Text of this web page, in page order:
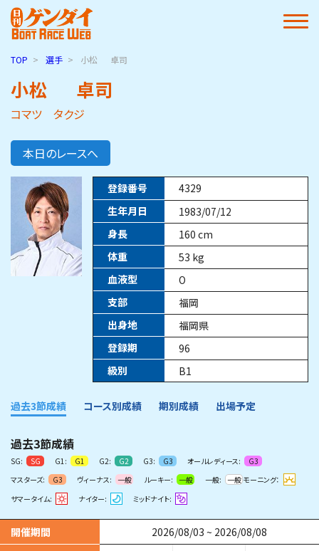
TOP 選手 小松 卓司
小松 卓司
コマツ タクジ
本日のレースへ
登録番号
4329
生年月日
1983/07/12
身長
160 cm
体重
53 kg
血液型
O
支部
福岡
出身地
福岡県
登録期
96
級別
B1
過去3節成績 コース別成績 期別成績 出場予定
過去3節成績
SG: SG G1: G1 G2: G2 G3: G3 オールレディース:
G3
マスターズ:
G3 ヴィーナス: 一般 ルーキー: 一般 一般: 一般 モーニング：
サマータイム:
ナイター: ミッドナイト:
開催期間 2026/08/03 ~ 2026/08/08